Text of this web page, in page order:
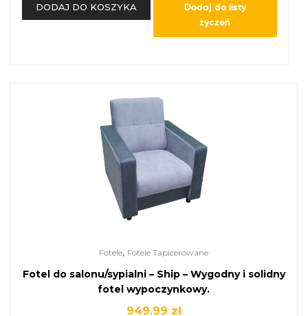
DODAJ DO KOSZYKA
Dodaj do listy
życzeń
Fotele, Fotele Tapicerowane
Fotel do salonu/sypialni – Ship – Wygodny i solidny
fotel wypoczynkowy.
949.99 zł